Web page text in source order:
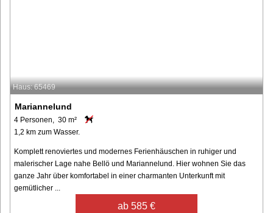
Haus: 65469
Mariannelund
4 Personen, 30 m²
1,2 km zum Wasser.
Komplett renoviertes und modernes Ferienhäuschen in ruhiger und
malerischer Lage nahe Bellö und Mariannelund. Hier wohnen Sie das
ganze Jahr über komfortabel in einer charmanten Unterkunft mit
gemütlicher ...
ab 585 €